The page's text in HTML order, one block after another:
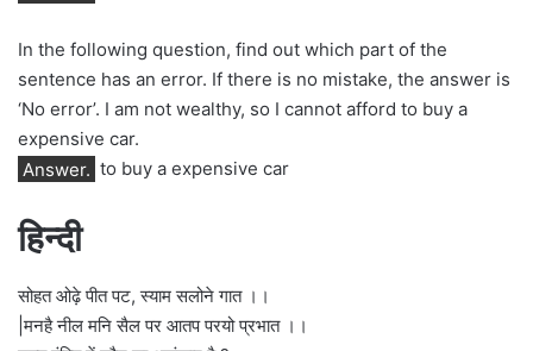
In the following question, find out which part of the
sentence has an error. If there is no mistake, the answer is
‘No error’. I am not wealthy, so I cannot afford to buy a
expensive car.
Answer. to buy a expensive car
हिन्दी
सोहत ओढ़े पीत पट, स्याम सलोने गात ।।
|मनहै नील मनि सैल पर आतप परयो प्रभात ।।